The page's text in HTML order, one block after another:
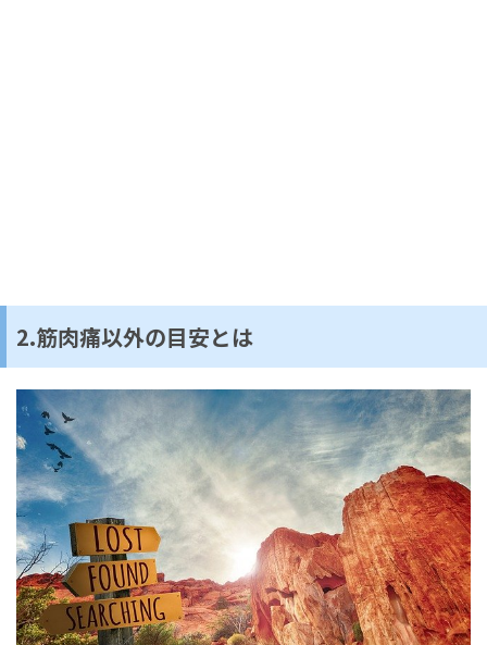
2.筋肉痛以外の目安とは